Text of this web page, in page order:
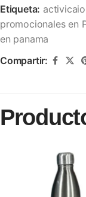
Etiqueta:
promocionales en
en panama
Compartir: